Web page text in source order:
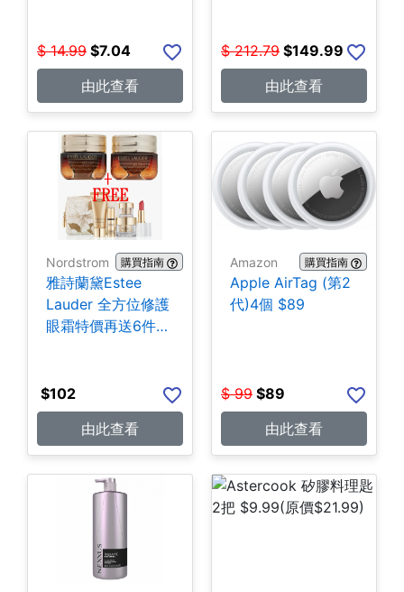
$ 14.99 $7.04
由此查看
$ 212.79 $149.99
由此查看
Nordstrom 購買指南
雅詩蘭黛Estee
Lauder 全方位修護
眼霜特價再送6件贈
$102
由此查看
Amazon 購買指南
Apple AirTag (第2
代)4個 $89
$ 99 $89
由此查看